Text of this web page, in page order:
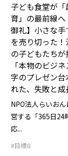
子ども食堂が
育」の最前線
御礼】小さな
を売り切った
の子どもたちが
「本物のビジ
字のプレゼン台
れた、失敗と
NPO法人らいお
営する「365日24
応...
#目標8